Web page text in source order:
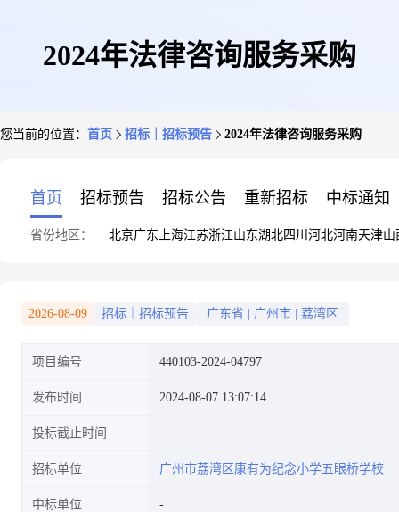
2024年法律咨询服务采购
您当前的位置： 首页 招标｜招标预告 2024年法律咨询服务采购
首页 招标预告 招标公告 重新招标 中标通知
省份地区： 北京广东 上海江苏浙江山东湖北四川 河北河南天津山
2026-08-09 招标｜招标预告 广东省 广州市 荔湾区
项目编号 440103-2024-04797
发布时间 2024-08-07 13:07:14
投标截止时间
招标单位 广州市荔湾区康有为纪念小学五眼桥学校
中标单位